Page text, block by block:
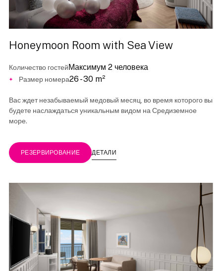
Honeymoon Room with Sea View
Количество гостейМаксимум 2 человека
Размер номера26 - 30 m²
Вас ждет незабываемый медовый месяц, во время которого вы
будете наслаждаться уникальным видом на Средиземное
море.
РЕЗЕРВИРОВАНИЕ ДЕТАЛИ